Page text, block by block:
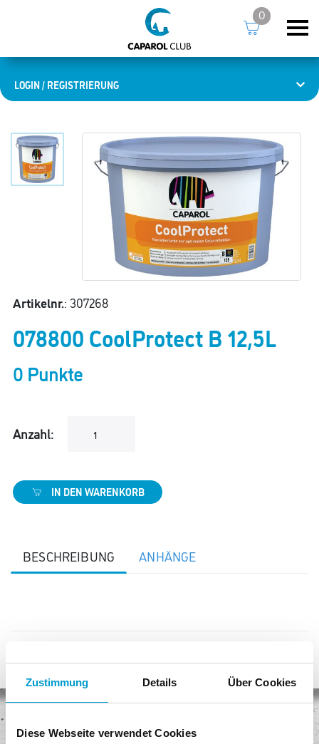
Zustimmung Details Über Cookies
Diese Webseite verwendet Cookies
LOGIN / REGISTRIERUNG
0
Artikelnr.: 307268
078800 CoolProtect B 12,5L
0 Punkte
Anzahl:
IN DEN WARENKORB
BESCHREIBUNG ANHÄNGE
Keine Versandkosten